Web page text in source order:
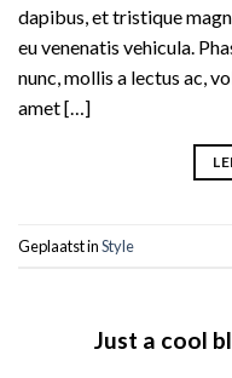
dapibus, et tristique
eu venenatis vehicula.
nunc, mollis a lectus ac,
amet […]
Geplaatst inStyle
Just a cool